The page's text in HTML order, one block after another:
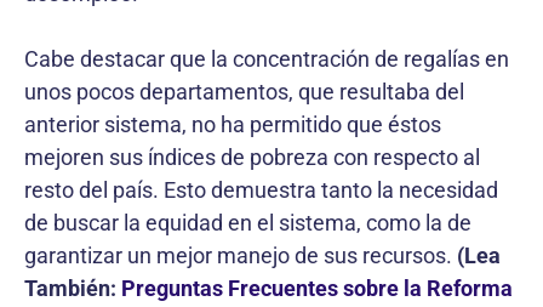
Cabe destacar que la concentración de regalías en
unos pocos departamentos, que resultaba del
anterior sistema, no ha permitido que éstos
mejoren sus índices de pobreza con respecto al
resto del país. Esto demuestra tanto la necesidad
de buscar la equidad en el sistema, como la de
garantizar un mejor manejo de sus recursos. (Lea
También: Preguntas Frecuentes sobre la Reforma